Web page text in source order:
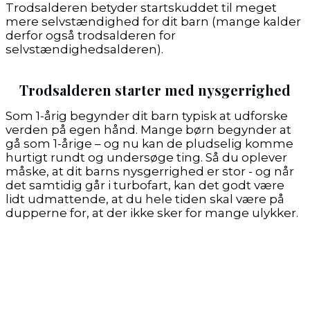
Trodsalderen betyder startskuddet til meget
mere selvstændighed for dit barn (mange kalder
derfor også trodsalderen for
selvstændighedsalderen).
Trodsalderen starter med nysgerrighed
Som 1-årig begynder dit barn typisk at udforske
verden på egen hånd. Mange børn begynder at
gå som 1-årige – og nu kan de pludselig komme
hurtigt rundt og undersøge ting. Så du oplever
måske, at dit barns nysgerrighed er stor - og når
det samtidig går i turbofart, kan det godt være
lidt udmattende, at du hele tiden skal være på
dupperne for, at der ikke sker for mange ulykker.